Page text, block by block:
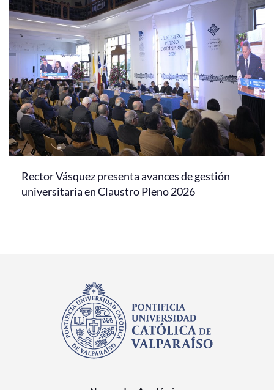
Rector Vásquez presenta avances de gestión
universitaria en Claustro Pleno 2026